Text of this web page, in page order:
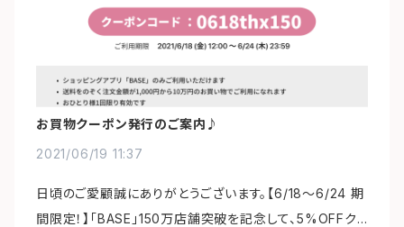
お買物クーポン発行のご案内♪
2021/06/19 11:37
日頃のご愛顧誠にありがとうございます。【6/18～6/24 期
間限定！】「BASE」150万店舗突破を記念して、5%OFFク